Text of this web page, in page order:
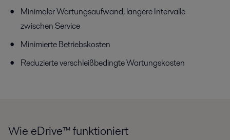
Minimaler Wartungsaufwand, längere Intervalle
zwischen Service
Minimierte Betriebskosten
Reduzierte verschleißbedingte Wartungskosten
Wie eDrive™ funktioniert